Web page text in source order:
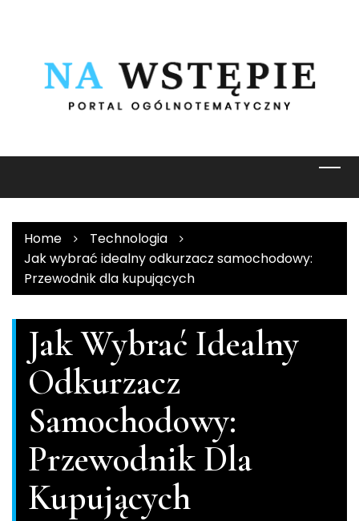
Home
Technologia
Jak wybrać idealny odkurzacz samochodowy:
Przewodnik dla kupujących
Jak Wybrać Idealny
Odkurzacz
Samochodowy:
Przewodnik Dla
Kupujących